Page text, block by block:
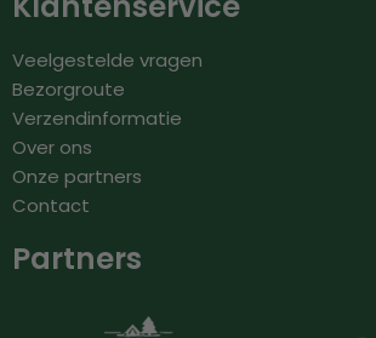
Veelgestelde vragen
Bezorgroute
Verzendinformatie
Over ons
Onze partners
Contact
Partners